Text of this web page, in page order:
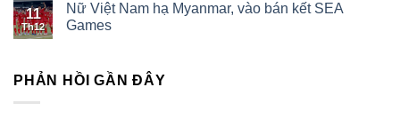
11
Th12
Nữ Việt Nam hạ Myanmar, vào bán kết SEA
Games
PHẢN HỒI GẦN ĐÂY